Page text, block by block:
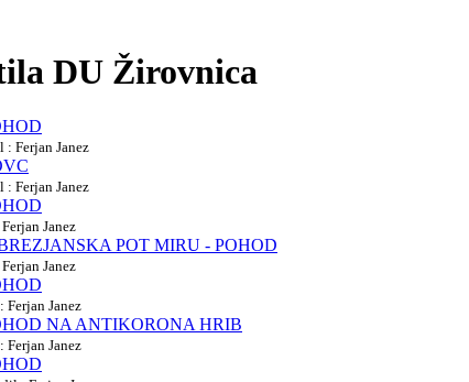
DU Žirovnica
Ferjan Janez
Ferjan Janez
Janez
POT MIRU - POHOD
Janez
Janez
NA ANTIKORONA HRIB
Janez